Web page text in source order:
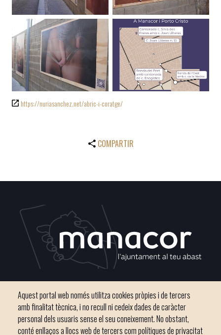
https://nuriasanchez.net/abric-i-coratge/
COMPARTIR
Telèfon 971 84 91 00 - CIF: P0703300D
Aquest portal web només utilitza cookies pròpies i de tercers
amb finalitat tècnica, i no recull ni cedeix dades de caràcter
personal dels usuaris sense el seu coneixement. No obstant,
conté enllaços a llocs web de tercers com polítiques de privacitat